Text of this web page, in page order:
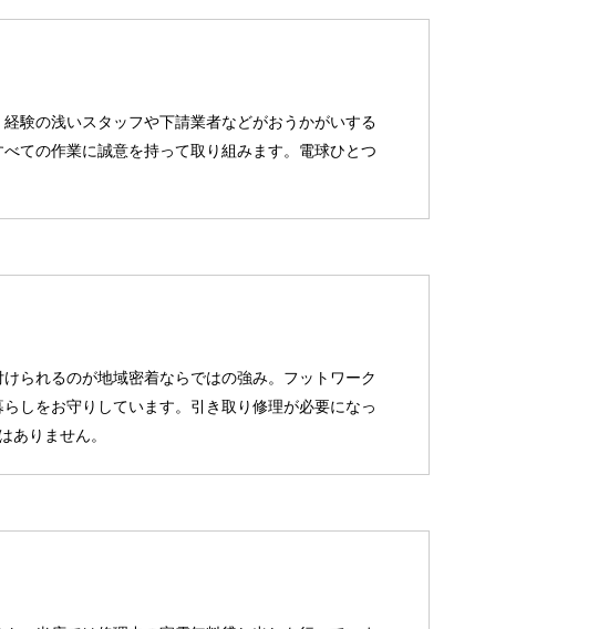
験の浅いスタッフや下請業者などがおうかがいする
ての作業に誠意を持って取り組みます。電球ひとつ
られるのが地域密着ならではの強み。フットワーク
しをお守りしています。引き取り修理が必要になっ
ありません。